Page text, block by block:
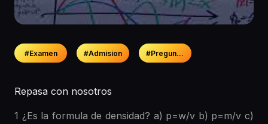
#Examen #Admision #Preguntas
R epasa con nosotros
1 ¿Es la formula de densidad? a) p=w/v b) p=m/v c)